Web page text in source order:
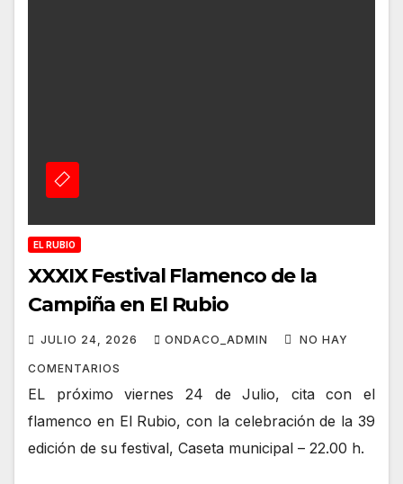
EL RUBIO
XXXIX Festival Flamenco de la
Campiña en El Rubio
JULIO 24, 2026 ONDACO_ADMIN NO HAY
COMENTARIOS
EL próximo viernes 24 de Julio, cita con el
flamenco en El Rubio, con la celebración de la 39
edición de su festival, Caseta municipal – 22.00 h.